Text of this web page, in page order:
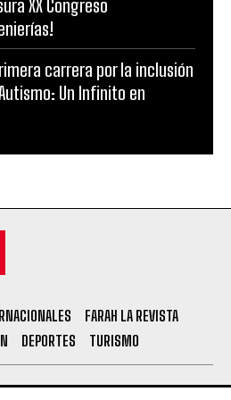
XX Congreso
carrera por la inclusión
Un Infinito en
FARAH LA REVISTA
DEPORTES TURISMO